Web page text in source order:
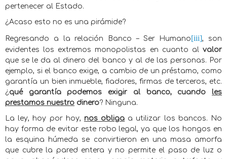
pertenecer al Estado.
¿Acaso esto no es una pirámide?
Regresando a la relación Banco – Ser Humano[iii], son
evidentes los extremos monopolistas en cuanto al valor
que se le da al dinero del banco y al de las personas. Por
ejemplo, si el banco exige, a cambio de un préstamo, como
garantía un bien inmueble, fiadores, firmas de terceros, etc.
¿qué garantía podemos exigir al banco, cuando les
prestamos nuestro dinero? Ninguna.
La ley, hoy por hoy, nos obliga a utilizar los bancos. No
hay forma de evitar este robo legal, ya que los hongos en
la esquina húmeda se convirtieron en una masa amorfa
que cubre la pared entera y no permite el paso de luz o